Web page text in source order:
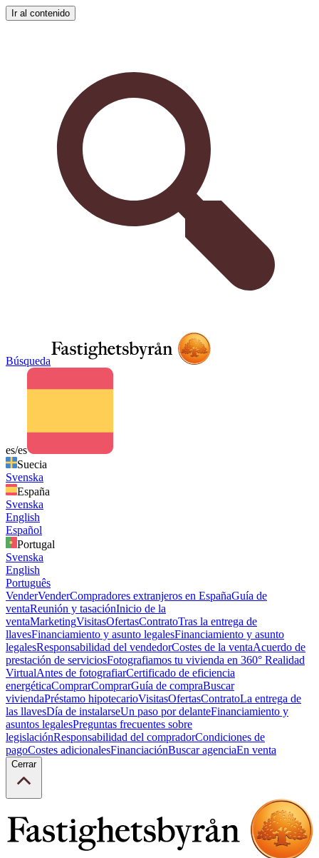
Ir al contenido
Búsqueda
es/es
Suecia
Svenska
España
Svenska
English
Español
Portugal
Svenska
English
Português
VenderVenderCompradores extranjeros en EspañaGuía de
ventaReunión y tasaciónInicio de la
ventaMarketingVisitasOfertasContratoTras la entrega de
llavesFinanciamiento y asunto legalesFinanciamiento y asunto
legalesResponsabilidad del vendedorCostes de la ventaAcuerdo de
prestación de serviciosFotografiamos tu vivienda en 360° Realidad
VirtualAntes de fotografiarCertificado de eficiencia
energéticaComprarComprarGuía de compraBuscar
viviendaPréstamo hipotecarioVisitasOfertasContratoLa entrega de
las llavesDía de instalarseUn paso por delanteFinanciamiento y
asuntos legalesPreguntas frecuentes sobre
legislaciónResponsabilidad del compradorCondiciones de
pagoCostes adicionalesFinanciaciónBuscar agenciaEn venta
Cerrar